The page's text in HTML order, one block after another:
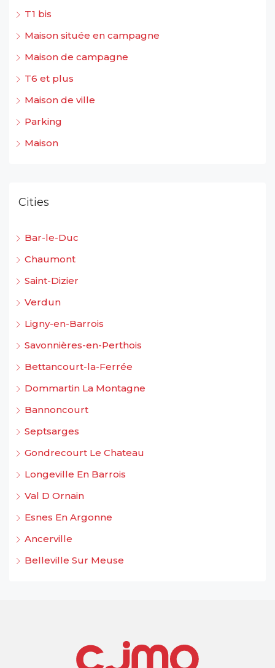
T1 bis
Maison située en campagne
Maison de campagne
T6 et plus
Maison de ville
Parking
Maison
Cities
Bar-le-Duc
Chaumont
Saint-Dizier
Verdun
Ligny-en-Barrois
Savonnières-en-Perthois
Bettancourt-la-Ferrée
Dommartin La Montagne
Bannoncourt
Septsarges
Gondrecourt Le Chateau
Longeville En Barrois
Val D Ornain
Esnes En Argonne
Ancerville
Belleville Sur Meuse